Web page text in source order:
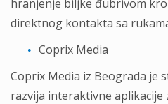
hranjenje biljke đubrivom
direktnog kontakta sa
Coprix Media
Coprix Media iz Bеоgrаdа је
razvija interaktivne aplikacije